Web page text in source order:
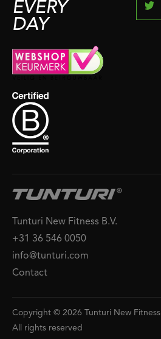
EVERY
DAY
Tunturi New Fitness B.V.
+31 36 546 0050
info@tunturi.com
Contact
Copyright © 2026 Tunturi New Fitness
All rights reserved